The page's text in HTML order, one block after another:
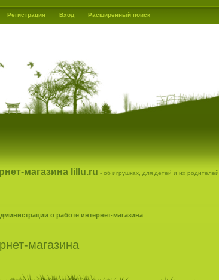
Регистрация Вход Расширенный поиск
магазина lillu.ru - об игрушках, для детей и их родителей
о работе интернет-магазина
магазина